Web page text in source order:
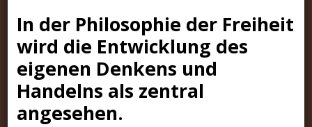
In der Philosophie der Freiheit
wird die Entwicklung des
eigenen Denkens und
Handelns als zentral
angesehen.